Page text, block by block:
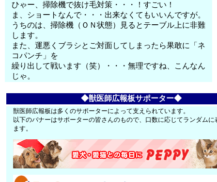
ひゃー、掃除機で抜け毛対策・・・！すごい！
ま、ショートなんで・・・出来なくてもいいんですが。
うちのは、掃除機（ＯＮ状態）見るとテーブル上に非難
します。
また、運悪くブラシとご対面してしまったら果敢に「ネ
コパンチ」を
繰り出して戦います（笑）・・・無理ですね、こんなん
じゃ。
◆獣医師広報板サポーター◆
獣医師広報板は多くのサポーターによって支えられています。
以下のバナーはサポーターの皆さんのもので、口数に応じてランダムに
ます。